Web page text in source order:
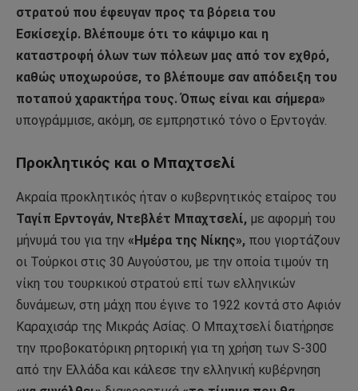
στρατού που έφευγαν προς τα βόρεια του
Εσκίσεχίρ. Βλέπουμε ότι το κάψιμο και η
καταστροφή όλων των πόλεων μας από τον εχθρό,
καθώς υποχωρούσε, το βλέπουμε σαν απόδειξη του
ποταπού χαρακτήρα τους. Όπως είναι και σήμερα»
υπογράμμισε, ακόμη, σε εμπρηστικό τόνο ο Ερντογάν.
Προκλητικός και ο Μπαχτσελί
Ακραία προκλητικός ήταν ο κυβερνητικός εταίρος του
Ταγίπ Ερντογάν, Ντεβλέτ Μπαχτσελί, με αφορμή του
μήνυμά του για την «Ημέρα της Νίκης», που γιορτάζουν
οι Τούρκοι στις 30 Αυγούστου, με την οποία τιμούν τη
νίκη του τουρκικού στρατού επί των ελληνικών
δυνάμεων, στη μάχη που έγινε το 1922 κοντά στο Αφιόν
Καραχισάρ της Μικράς Ασίας. Ο Μπαχτσελί διατήρησε
την προβοκατόρικη ρητορική για τη χρήση των S-300
από την Ελλάδα και κάλεσε την ελληνική κυβέρνηση